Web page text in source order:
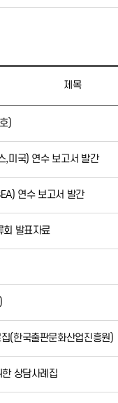
제목
)
,미국) 연수 보고서 발간
연수 보고서 발간
발표자료
(한국출판문화산업진흥원)
상담사례집